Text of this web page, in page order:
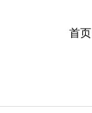
首页